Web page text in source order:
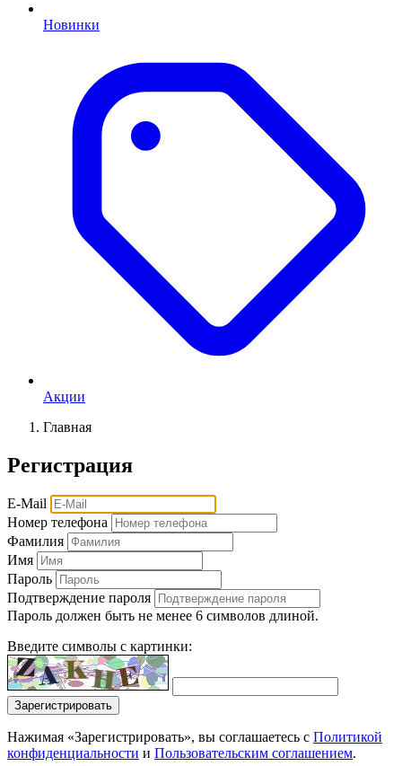
Новинки
Акции
Главная
Регистрация
E-Mail
Номер телефона
Фамилия
Имя
Пароль
Подтверждение пароля
Пароль должен быть не менее 6 символов длиной.
Введите символы с картинки:
Зарегистрировать
Нажимая «Зарегистрировать», вы соглашаетесь с Политикой
конфиденциальности и Пользовательским соглашением.